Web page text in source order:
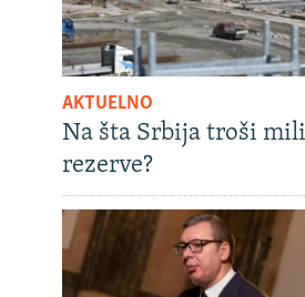
AKTUELNO
Na šta Srbija troši
rezerve?